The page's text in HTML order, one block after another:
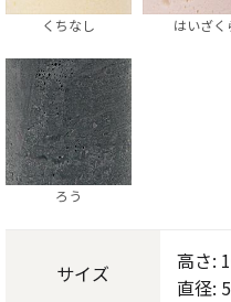
くちなし はいざく
ろう
サイズ
高さ:
直径: